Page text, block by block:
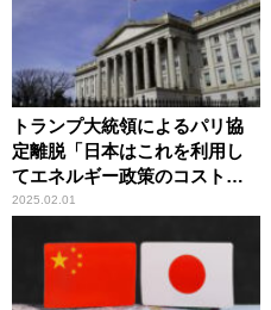
トランプ大統領によるパリ協
定離脱「日本はこれを利用し
てエネルギー政策のコスト削
減をはかるべき」石川和男が
2025.02.01